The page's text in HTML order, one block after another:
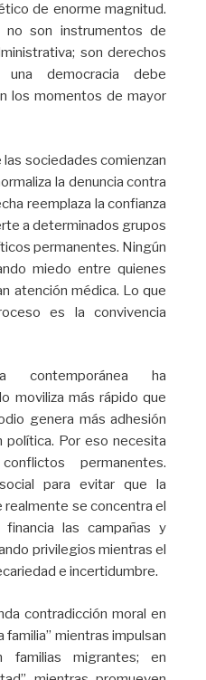
de enorme magnitud.
son instrumentos de
son derechos
una democracia debe
los momentos de mayor
sociedades comienzan
la denuncia contra
reemplaza la confianza
a determinados grupos
permanentes. Ningún
miedo entre quienes
atención médica. Lo que
es la convivencia
contemporánea ha
moviliza más rápido que
genera más adhesión
política. Por eso necesita
permanentes.
para evitar que la
realmente se concentra el
las campañas y
privilegios mientras el
e incertidumbre.
contradicción moral en
mientras impulsan
familias migrantes; en